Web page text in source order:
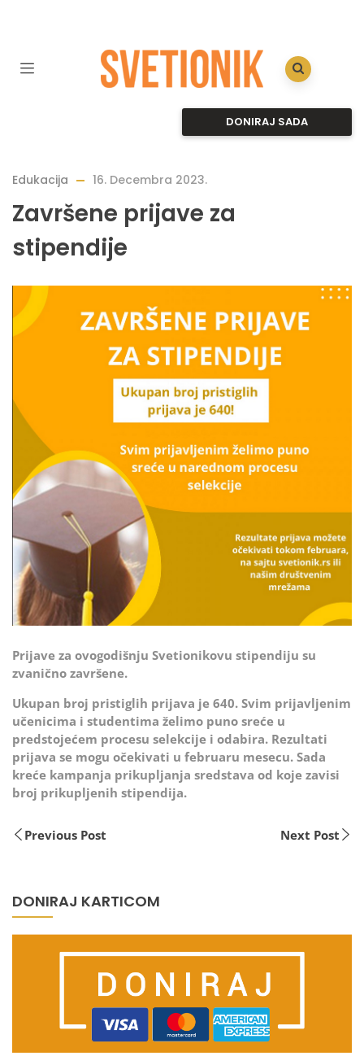
DONIRAJ SADA
Edukacija 16. Decembra 2023.
Završene prijave za
stipendije
Prijave za ovogodišnju Svetionikovu stipendiju su
zvanično završene.
Ukupan broj pristiglih prijava je 640. Svim prijavljenim
učenicima i studentima želimo puno sreće u
predstojećem procesu selekcije i odabira. Rezultati
prijava se mogu očekivati u februaru mesecu. Sada
kreće kampanja prikupljanja sredstava od koje zavisi
broj prikupljenih stipendija.
Previous Post Next Post
DONIRAJ KARTICOM